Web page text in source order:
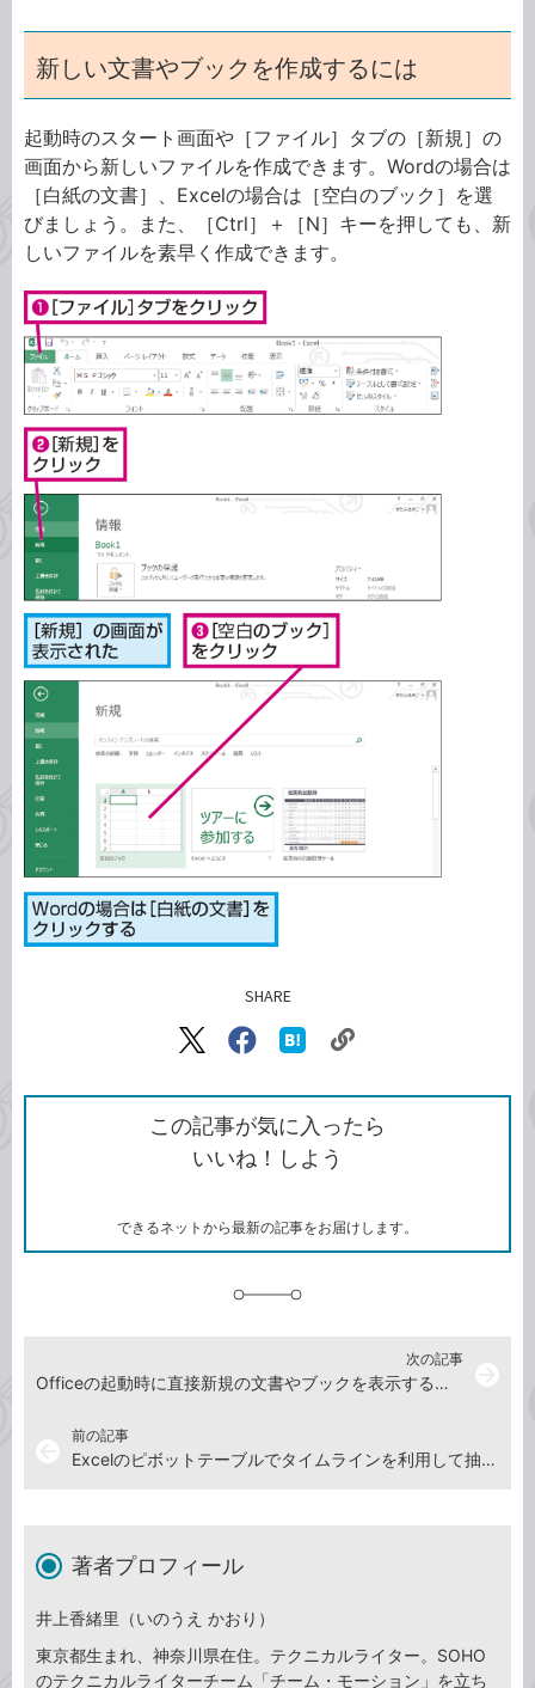
新しい文書やブックを作成するには
起動時のスタート画面や［ファイル］タブの［新規］の
画面から新しいファイルを作成できます。Wordの場合は
［白紙の文書］、Excelの場合は［空白のブック］を選
びましょう。また、［Ctrl］＋［N］キーを押しても、新
しいファイルを素早く作成できます。
SHARE
X（旧
で
シ
ェ
ア
Facebook
シ
ェ
ア
な
ッ
ク
ク
ク
を
コ
この記事が気に入ったら
いいね！しよう
できるネットから最新の記事をお届けします。
前の記事
Excelのピボットテーブルでタイムラインを利用して抽出期間を指定する方法
次の記事
Officeの起動時に直接新規の文書やブックを表示する方法
著者プロフィール
井上香緒里（いのうえ かおり）
東京都生まれ、神奈川県在住。テクニカルライター。SOHO
のテクニカルライターチーム「チーム・モーション」を立ち